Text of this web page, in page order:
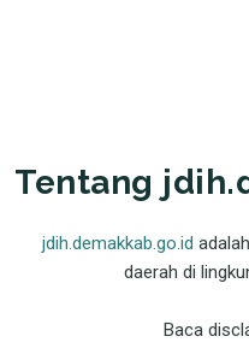
Tentang
jdih.demakkab.go.id
daerah di
Baca